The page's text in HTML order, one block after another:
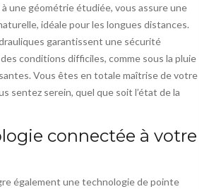
une géométrie étudiée, vous assure une
idéale pour les longues distances.
garantissent une sécurité
conditions difficiles, comme sous la pluie
Vous êtes en totale maîtrise de votre
sentez serein, quel que soit l’état de la
connectée à votre
également une technologie de pointe